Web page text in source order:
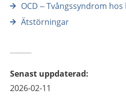
OCD – Tvångssyndrom
Ätstörningar
Senast uppdaterad:
2026-02-11